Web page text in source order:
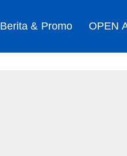
Berita & Promo OPEN